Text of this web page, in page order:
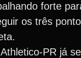
forte
os três
PR já se